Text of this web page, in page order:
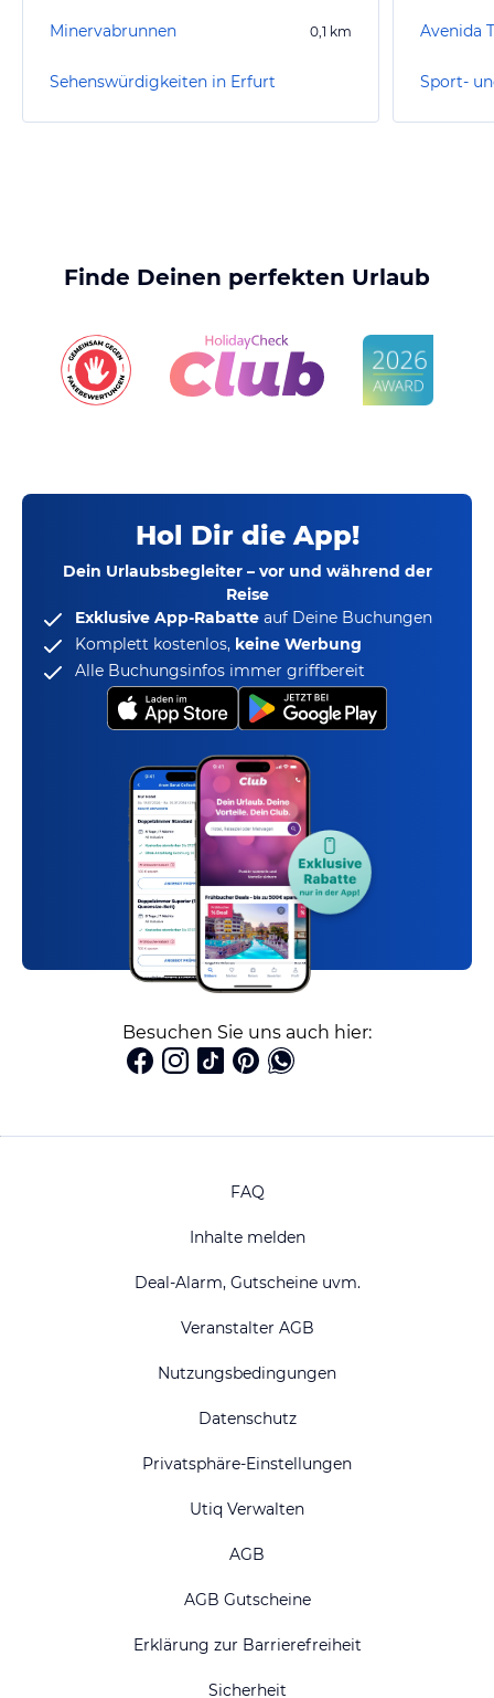
Minervabrunnen 0,1 km
Sehenswürdigkeiten in Erfurt
Avenida
Sport-
Finde Deinen perfekten Urlaub
Hol Dir die App!
Dein Urlaubsbegleiter – vor und während der
Reise
Exklusive App-Rabatte auf Deine Buchungen
Komplett kostenlos, keine Werbung
Alle Buchungsinfos immer griffbereit
Besuchen Sie uns auch hier:
FAQ
Inhalte melden
Deal-Alarm, Gutscheine uvm.
Veranstalter AGB
Nutzungsbedingungen
Datenschutz
Privatsphäre-Einstellungen
Utiq Verwalten
AGB
AGB Gutscheine
Erklärung zur Barrierefreiheit
Sicherheit